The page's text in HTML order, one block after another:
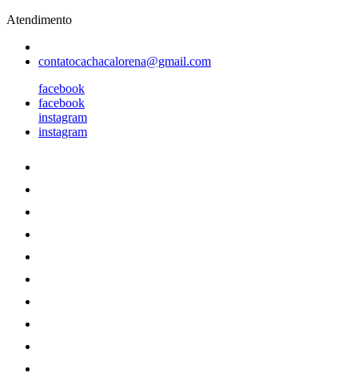
Atendimento
contatocachacalorena@gmail.com
facebook
facebook
instagram
instagram